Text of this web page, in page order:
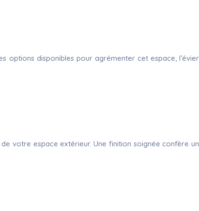
options disponibles pour agrémenter cet espace, l’évier
votre espace extérieur. Une finition soignée confère un